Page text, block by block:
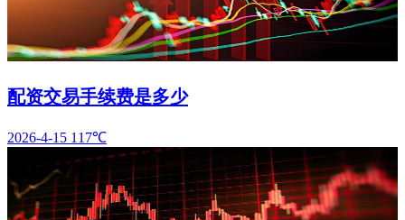
配资交易手续费是多少
2026-4-15 117℃